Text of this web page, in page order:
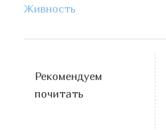
Живность
Рекомендуем
почитать